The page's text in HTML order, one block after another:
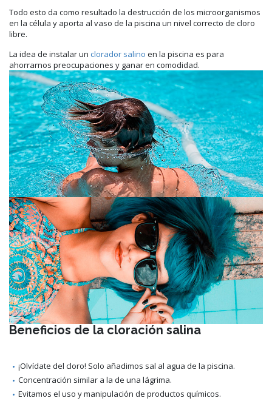
Todo esto da como resultado la destrucción de los microorganismos
en la célula y aporta al vaso de la piscina un nivel correcto de cloro
libre.
La idea de instalar un clorador salino en la piscina es para
ahorrarnos preocupaciones y ganar en comodidad.
Beneficios de la cloración salina
¡Olvídate del cloro! Solo añadimos sal al agua de la piscina.
Concentración similar a la de una lágrima.
Evitamos el uso y manipulación de productos químicos.